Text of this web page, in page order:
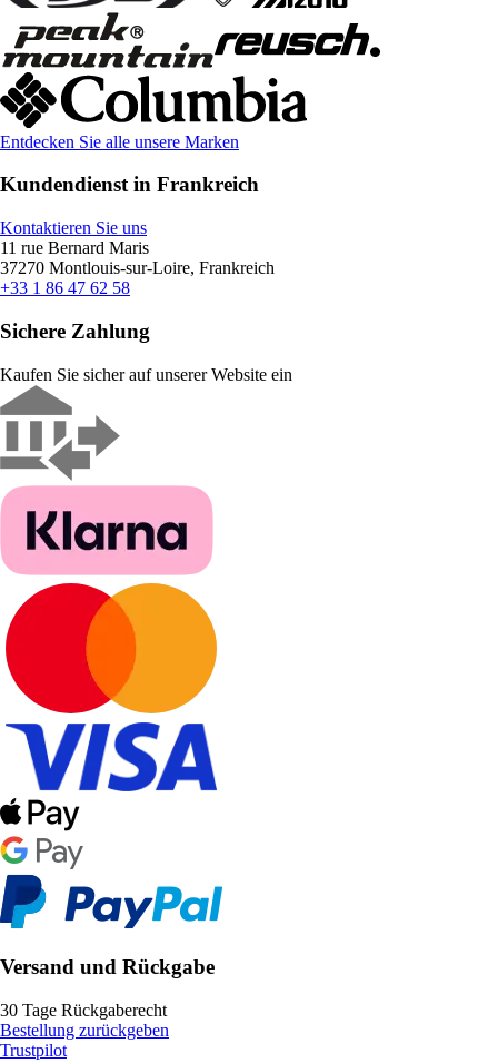
Entdecken Sie alle unsere Marken
Kundendienst in Frankreich
Kontaktieren Sie uns
11 rue Bernard Maris
37270 Montlouis-sur-Loire, Frankreich
+33 1 86 47 62 58
Sichere Zahlung
Kaufen Sie sicher auf unserer Website ein
Versand und Rückgabe
30 Tage Rückgaberecht
Bestellung zurückgeben
Trustpilot